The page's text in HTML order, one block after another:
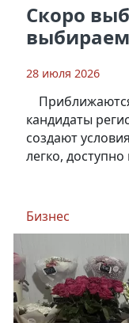
Скоро
выбираем
28 июля 2026
кандидаты
создают
легко,
Бизнес